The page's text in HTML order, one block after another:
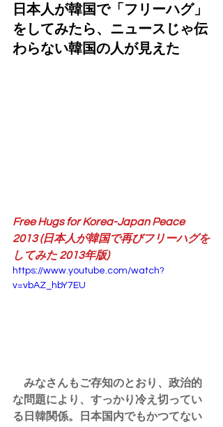
日本人が韓国で「フリーハグ」
をしてみたら、ニュースじゃ伝
わらない韓国の人が見えた
Free Hugs for Korea-Japan Peace
2013 (日本人が韓国で再びフリーハグを
してみた 2013年版)
https://www.youtube.com/watch?
v=vbAZ_hbY7EU
みなさんもご存知のとおり、政治的
な問題により、すっかり冷え切ってい
る日韓関係。日本国内でもかつてない